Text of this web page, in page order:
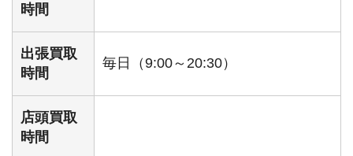
時間
出張買取
時間
毎日（9:00～20:30）
店頭買取
時間